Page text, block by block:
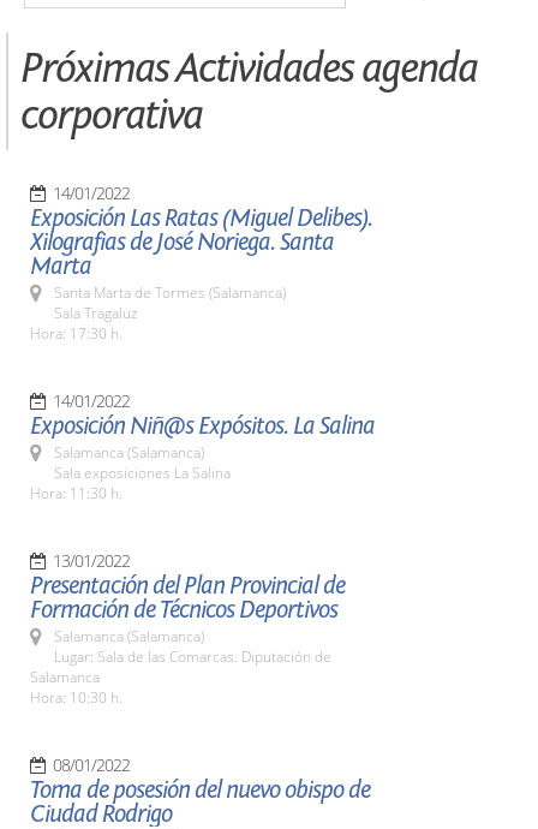
Próximas Actividades agenda
corporativa
14/01/2022
Exposición Las Ratas (Miguel Delibes).
Xilografias de José Noriega. Santa
Marta
Santa Marta de Tormes (Salamanca)
Sala Tragaluz
Hora: 17:30 h.
14/01/2022
Exposición Niñ@s Expósitos. La Salina
Salamanca (Salamanca)
Sala exposiciones La Salina
Hora: 11:30 h.
13/01/2022
Presentación del Plan Provincial de
Formación de Técnicos Deportivos
Salamanca (Salamanca)
Lugar: Sala de las Comarcas. Diputación de
Salamanca
Hora: 10:30 h.
08/01/2022
Toma de posesión del nuevo obispo de
Ciudad Rodrigo